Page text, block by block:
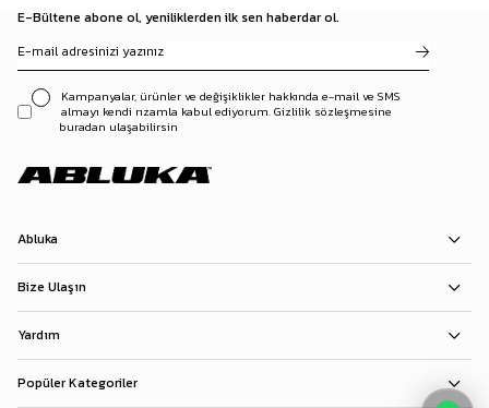
E-Bültene abone ol, yeniliklerden ilk sen haberdar ol.
Kampanyalar, ürünler ve değişiklikler hakkında e-mail ve SMS
almayı kendi rızamla kabul ediyorum. Gizlilik sözleşmesine
buradan ulaşabilirsin
Abluka
Bize Ulaşın
Yardım
Popüler Kategoriler